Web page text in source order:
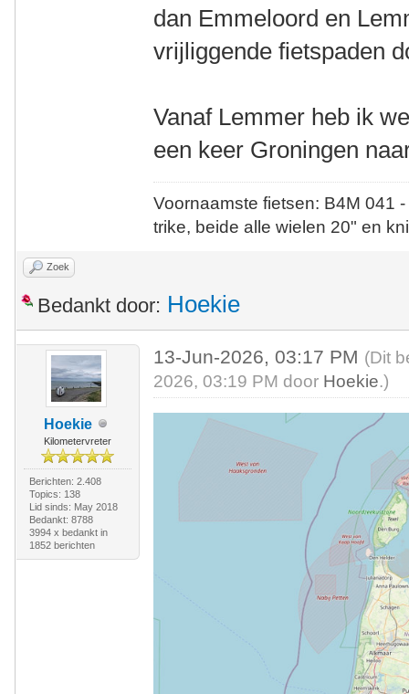
dan Emmeloord en
vrijliggende fietspaden
Vanaf Lemmer heb ik
een keer Groningen
Voornaamste fietsen: B4M
trike, beide alle wielen 20" en
Zoek
Bedankt door: Hoekie
Hoekie
Kilometervreter
Berichten: 2.408
Topics: 138
Lid sinds: May 2018
Bedankt: 8788
3994 x bedankt in
1852 berichten
13-Jun-2026, 03:17 PM (Dit
2026, 03:19 PM door Hoekie.)